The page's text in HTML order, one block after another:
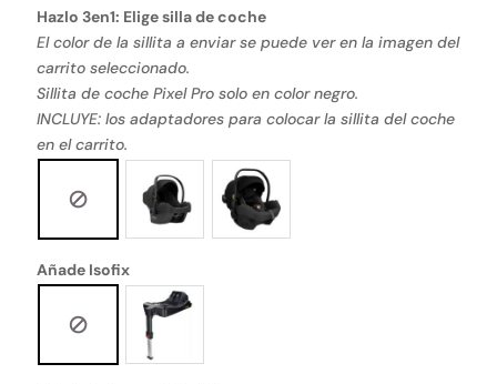
Hazlo 3en1: Elige silla de coche
El color de la sillita a enviar se puede ver en la imagen del
carrito seleccionado.
Sillita de coche Pixel Pro solo en color negro.
INCLUYE: los adaptadores para colocar la sillita del coche
en el carrito.
Añade Isofix